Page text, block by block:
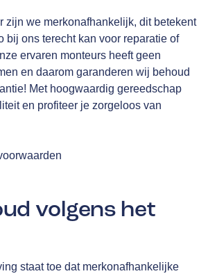
zijn we merkonafhankelijk, dit betekent
bij ons terecht kan voor reparatie of
ervaren monteurs heeft geen
en daarom garanderen wij behoud
Met hoogwaardig gereedschap
en profiteer je zorgeloos van
volgens het
staat toe dat merkonafhankelijke